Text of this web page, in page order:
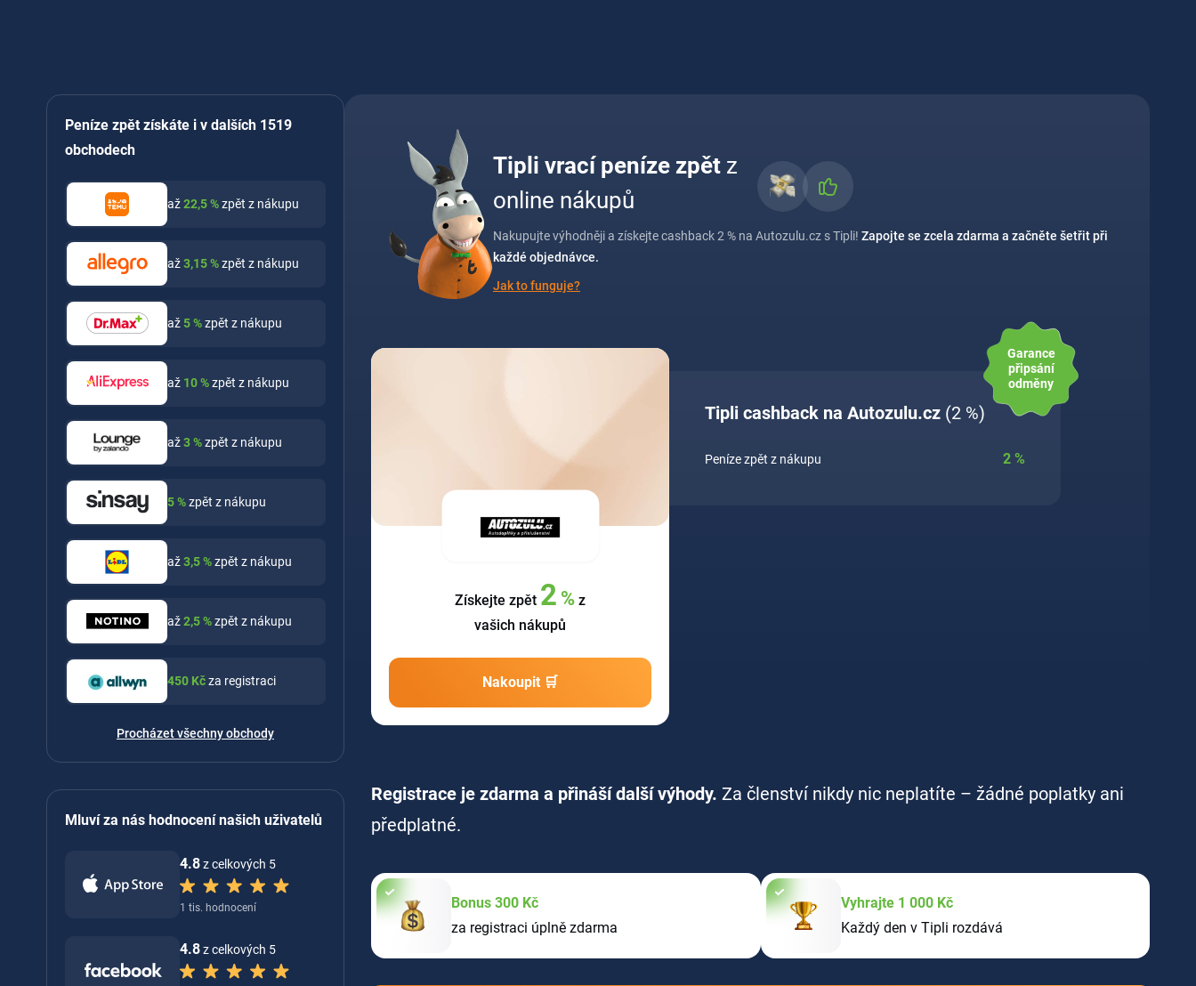
Peníze zpět získáte i v dalších 1519
obchodech
až22,5%zpět z nákupu
až3,15%zpět z nákupu
až5%zpět z nákupu
až 10%zpět z nákupu
až3%zpět z nákupu
5%zpět z nákupu
až3,5%zpět z nákupu
až2,5%zpět z nákupu
450 Kčza registraci
Procházet všechny obchody
Mluví za nás hodnocení našich uživatelů
4.8z celkových 5
1 tis. hodnocení
4.8z celkových 5
Tipli vrací peníze zpět z
online nákupů
Nakupujte výhodněji a získejte cashback 2 % na Autozulu.cz s Tipli! Zapojte se zcela zdarma a začněte šetřit při
každé objednávce.
Jak to funguje?
Získejte zpět 2 % z
vašich nákupů
Nakoupit 🛒
Tipli cashback na Autozulu.cz (2 %)
Peníze zpět z nákupu 2 %
Garance
připsání
odměny
Registrace je zdarma a přináší další výhody. Za členství nikdy nic neplatíte – žádné poplatky ani
předplatné.
Bonus 300 Kč
za registraci úplně zdarma
Vyhrajte 1 000 Kč
Každý den v Tipli rozdává